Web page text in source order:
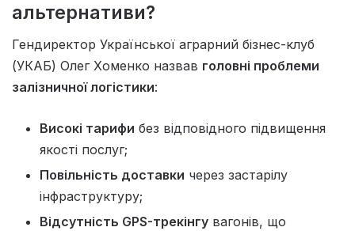
альтернативи?
Гендиректор Української аграрний бізнес-клуб
(УКАБ) Олег Хоменко назвав головні проблеми
залізничної логістики:
Високі тарифи без відповідного підвищення
якості послуг;
Повільність доставки через застарілу
інфраструктуру;
Відсутність GPS-трекінгу вагонів, що